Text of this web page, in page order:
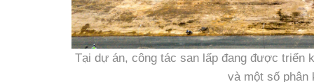
Tại dự án, công tác san lấp đang được triển
và một số phân